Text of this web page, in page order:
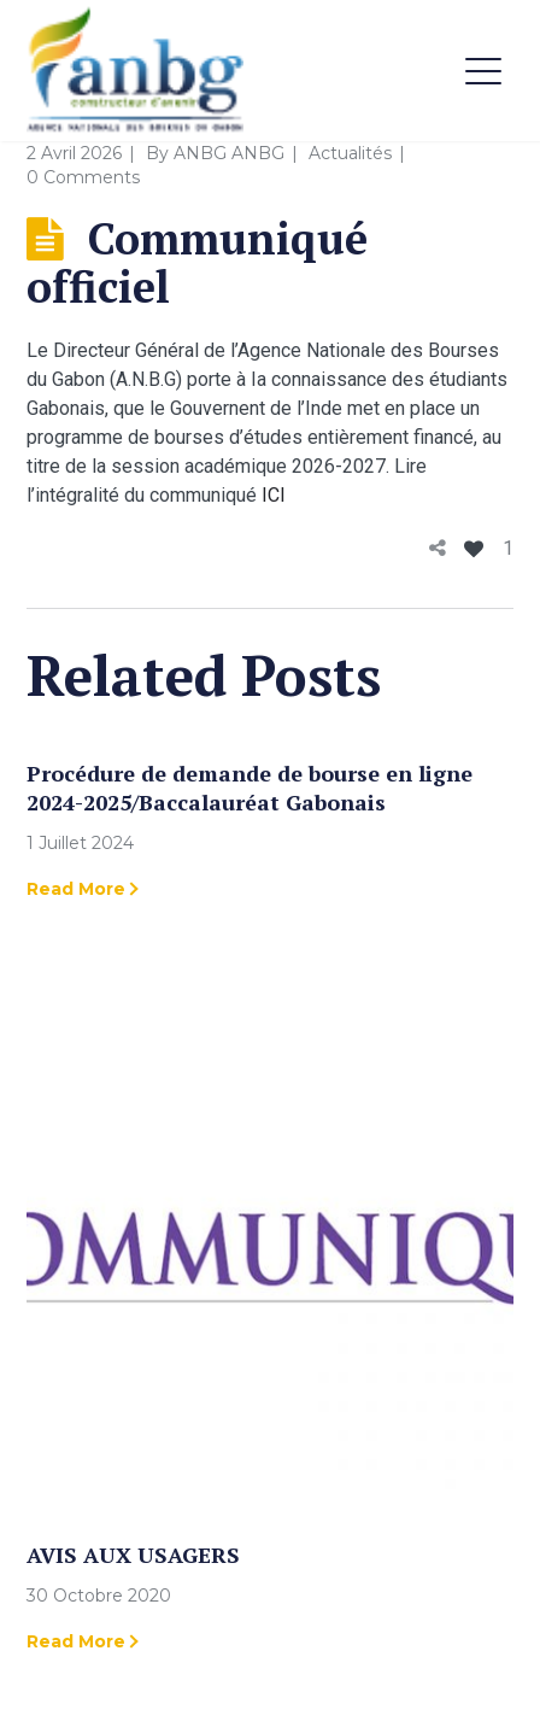
2 Avril 2026 ByANBG ANBG
Actualités
0 Comments
Communiqué
officiel
Le Directeur Général de l’Agence Nationale des Bourses
du Gabon (A.N.B.G) porte à Ia connaissance des étudiants
Gabonais, que le Gouvernent de l’Inde met en place un
programme de bourses d’études entièrement financé, au
titre de la session académique 2026-2027. Lire
l’intégralité du communiqué ICI
1
Related Posts
Procédure de demande de bourse en ligne
2024-2025/Baccalauréat Gabonais
1 Juillet 2024
Read More
AVIS AUX USAGERS
30 Octobre 2020
Read More